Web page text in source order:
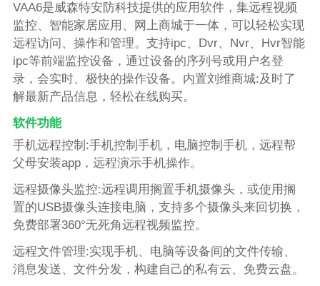
VAA6是威森特安防科技提供的应用软件，集远程视频
监控、智能家居应用、网上商城于一体，可以轻松实现
远程访问、操作和管理。支持ipc、Dvr、Nvr、Hvr智能
ipc等前端监控设备，通过设备的序列号或用户名登
录，会实时、极快的操作设备。内置刘维商城:及时了
解最新产品信息，轻松在线购买。
软件功能
手机远程控制:手机控制手机，电脑控制手机，远程帮
父母安装app，远程演示手机操作。
远程摄像头监控:远程调用搁置手机摄像头，或使用搁
置的USB摄像头连接电脑，支持多个摄像头来回切换，
免费部署360°无死角远程视频监控。
远程文件管理:实现手机、电脑等设备间的文件传输、
消息发送、文件分发，构建自己的私有云、免费云盘。